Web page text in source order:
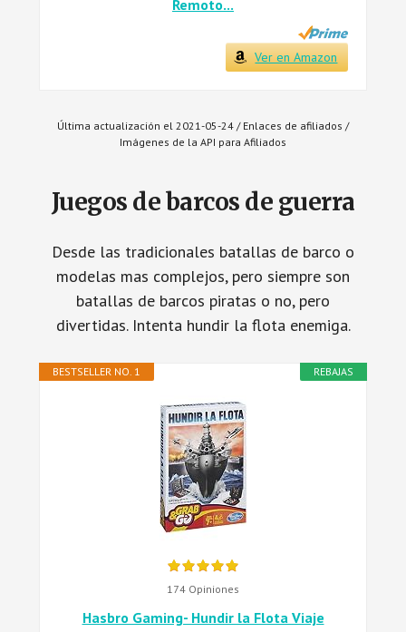
Remoto...
Ver en Amazon
Última actualización el 2021-05-24 / Enlaces de afiliados /
Imágenes de la API para Afiliados
Juegos de barcos de guerra
Desde las tradicionales batallas de barco o
modelas mas complejos, pero siempre son
batallas de barcos piratas o no, pero
divertidas. Intenta hundir la flota enemiga.
REBAJAS
BESTSELLER NO. 1
174 Opiniones
Hasbro Gaming- Hundir la Flota Viaje